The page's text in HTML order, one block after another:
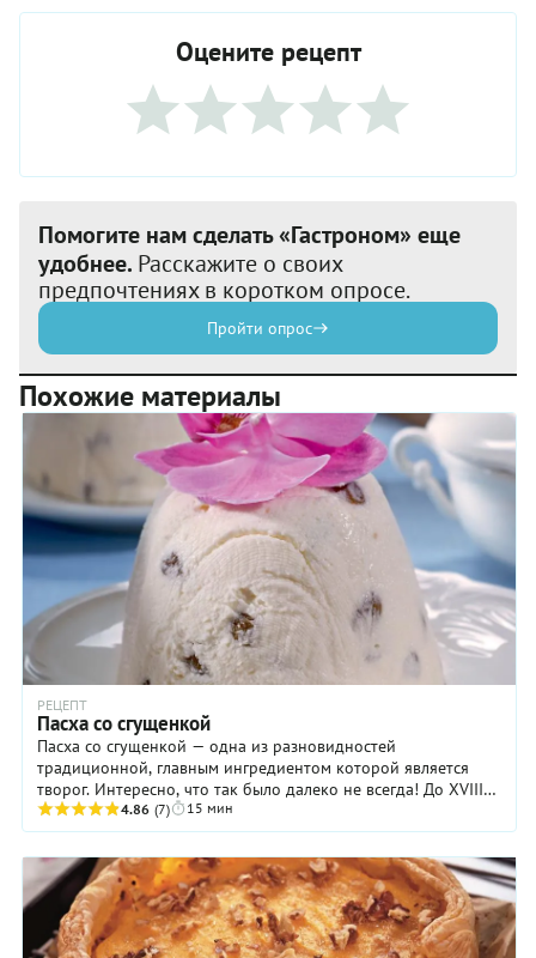
Оцените рецепт
Помогите нам сделать «Гастроном» еще
удобнее. Расскажите о своих
предпочтениях в коротком опросе.
Пройти опрос
Похожие материалы
РЕЦЕПТ
Пасха со сгущенкой
Пасха со сгущенкой — одна из разновидностей
традиционной, главным ингредиентом которой является
творог. Интересно, что так было далеко не всегда! До XVIII
века пасху готовили из обычного сгустка ...
4.86 (7) 15 мин